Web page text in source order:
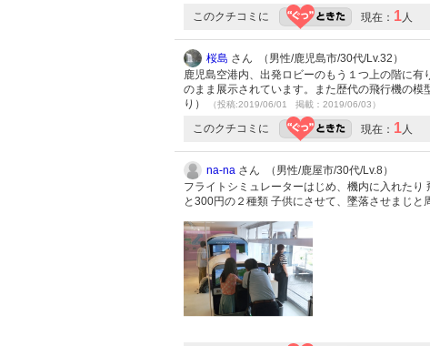
このクチコミに 現在： 1人
桜島 さん （男性/鹿児島市/30代/Lv.32）
鹿児島空港内、出発ロビーのもう１つ上の階に
のまま展示されています。また歴代の飛行機の
り）
（投稿:2019/06/01 掲載：2019/06/03）
このクチコミに 現在： 1人
na-na さん （男性/鹿屋市/30代/Lv.8）
フライトシミュレーターはじめ、機内に入れた
と300円の２種類 子供にさせて、墜落させまじ